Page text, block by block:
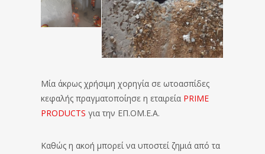
Μία άκρως χρήσιμη χορηγία σε ωτοασπίδες
κεφαλής πραγματοποίησε η εταιρεία PRIME
PRODUCTS για την ΕΠ.ΟΜ.Ε.Α.
Καθώς η ακοή μπορεί να υποστεί ζημιά από τα